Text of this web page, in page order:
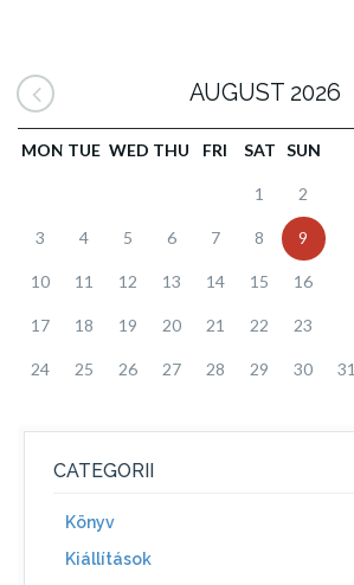
AUGUST 2026
MON TUE WED THU FRI SAT SUN
1 2
3 4 5 6 7 8 9
10 11 12 13 14 15 16
17 18 19 20 21 22 23
24 25 26 27 28 29 30 31
CATEGORII
Könyv
Kiállítások